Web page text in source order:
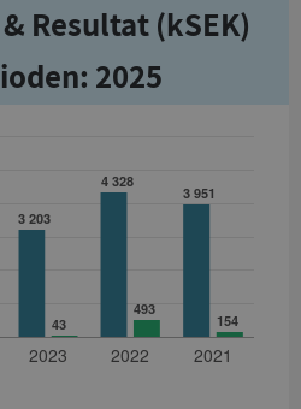
& Resultat (kSEK)
2025